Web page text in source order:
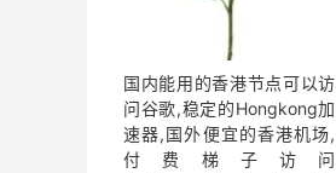
国内能用的香港节点可以访
问谷歌,稳定的Hongkong加
速器,国外便宜的香港机场,
付费梯子访问